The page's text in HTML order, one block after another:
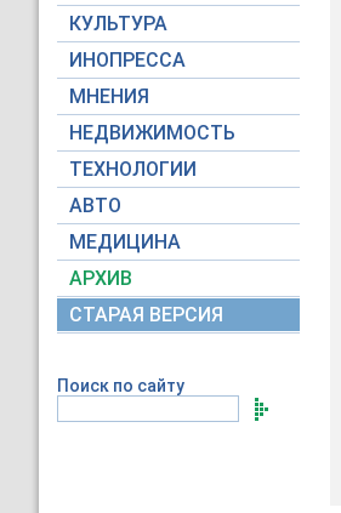
КУЛЬТУРА
ИНОПРЕССА
МНЕНИЯ
НЕДВИЖИМОСТЬ
ТЕХНОЛОГИИ
АВТО
МЕДИЦИНА
АРХИВ
СТАРАЯ ВЕРСИЯ
Поиск по сайту